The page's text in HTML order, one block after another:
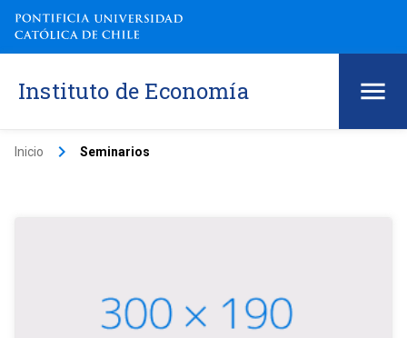
Instituto de Economía
Inicio keyboard_arrow_right Seminarios